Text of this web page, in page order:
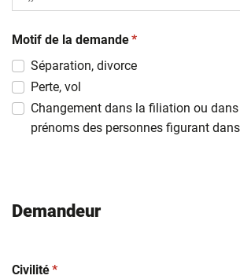
slash
MM
slash
AAAA
Motif de la demande(obligatoire)
*
Séparation, divorce
Perte, vol
Changement dans la filiation ou
prénoms des personnes figurant
Demandeur
Civilité(obligatoire)
*